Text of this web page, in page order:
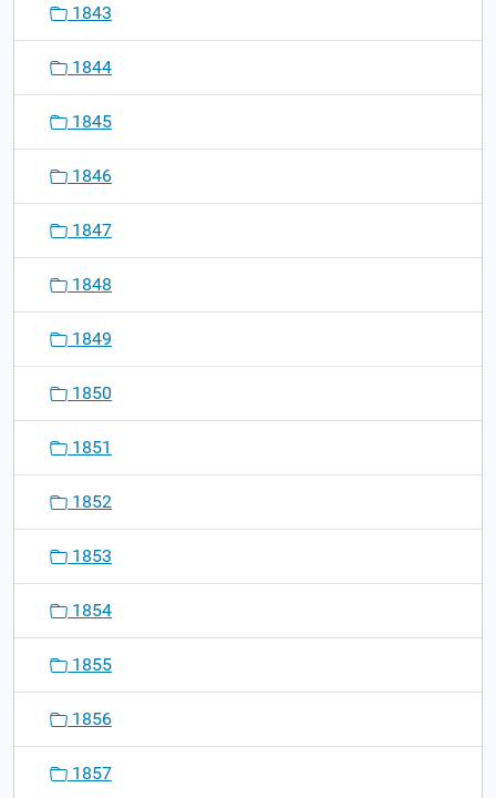
1843
1844
1845
1846
1847
1848
1849
1850
1851
1852
1853
1854
1855
1856
1857